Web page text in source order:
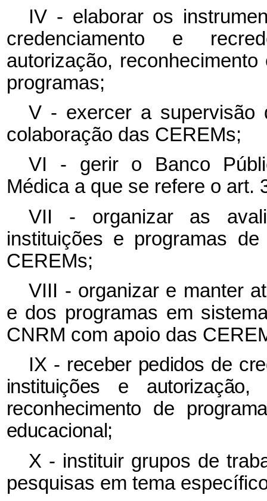
IV - elaborar os
credenciamento e
autorização,
programas;
V - exercer a supervisão
colaboração das CEREMs;
VI - gerir o Banco
Médica a que se refere o art.
VII - organizar as
instituições e programas
CEREMs;
VIII - organizar e manter
e dos programas em
CNRM com apoio das
IX - receber pedidos de
instituições e
reconhecimento de
educacional;
X - instituir grupos de
pesquisas em tema